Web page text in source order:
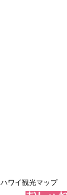
ハワイ観光マップ